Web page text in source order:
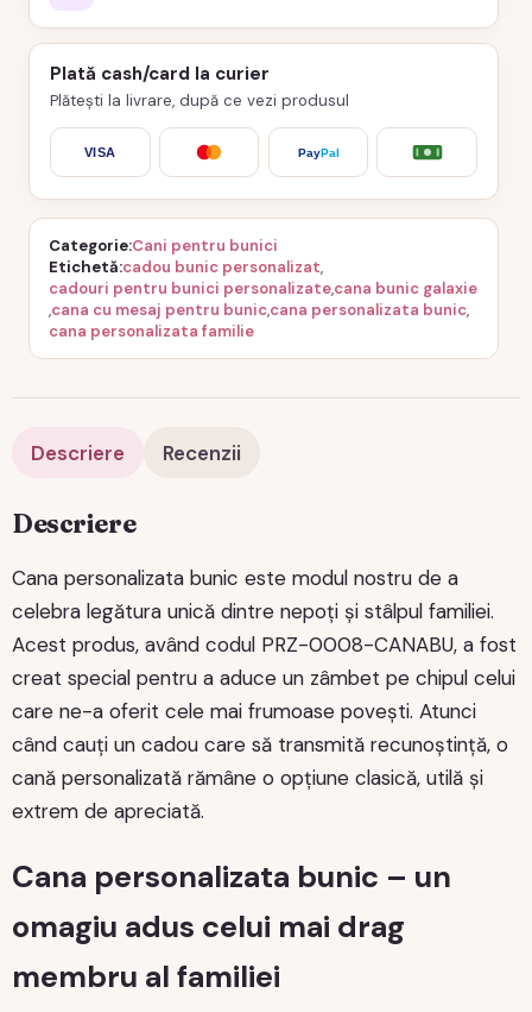
Plată cash/card la curier
Plătești la livrare, după ce vezi produsul
VISA PayPal
Categorie Cani pentru bunici
Etichetă cadou bunic personalizat,
cadouri pentru bunici personalizate,cana bunic galaxie
,cana cu mesaj pentru bunic,cana personalizata bunic,
cana personalizata familie
Descriere Recenzii
Descriere
Cana personalizata bunic este modul nostru de a
celebra legătura unică dintre nepoți și stâlpul familiei.
Acest produs, având codul PRZ-0008-CANABU, a fost
creat special pentru a aduce un zâmbet pe chipul celui
care ne-a oferit cele mai frumoase povești. Atunci
când cauți un cadou care să transmită recunoștință, o
cană personalizată rămâne o opțiune clasică, utilă și
extrem de apreciată.
Cana personalizata bunic – un
omagiu adus celui mai drag
membru al familiei